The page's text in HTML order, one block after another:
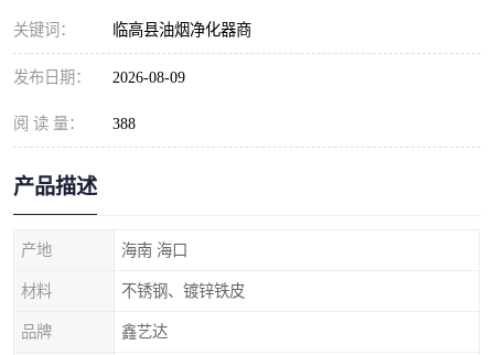
关键词： 临高县油烟净化器商
发布日期： 2026-08-09
阅 读 量： 388
产品描述
产地 海南 海口
材料 不锈钢、镀锌铁皮
品牌 鑫艺达